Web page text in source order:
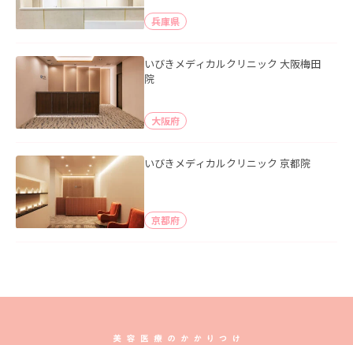
兵庫県
いびきメディカルクリニック 大阪梅田
院
大阪府
いびきメディカルクリニック 京都院
京都府